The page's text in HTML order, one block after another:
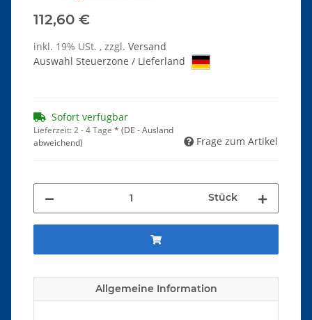
112,60 €
inkl. 19% USt. , zzgl. Versand
Auswahl Steuerzone / Lieferland
Sofort verfügbar
Lieferzeit:2 - 4 Tage * (DE - Ausland
abweichend)
Frage zum Artikel
Stück
Allgemeine Information